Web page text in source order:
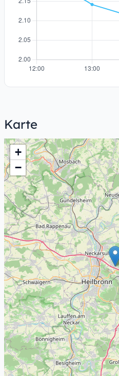
Karte
+
−